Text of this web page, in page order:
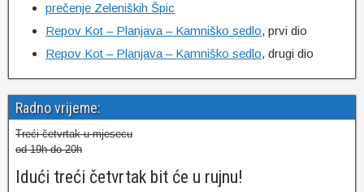
prečenje Zeleniških Špic
Repov Kot – Planjava – Kamniško sedlo, prvi dio
Repov Kot – Planjava – Kamniško sedlo, drugi dio
Radno vrijeme:
Treći četvrtak u mjesecu
od 19h do 20h
Idući treći četvrtak bit će u rujnu!